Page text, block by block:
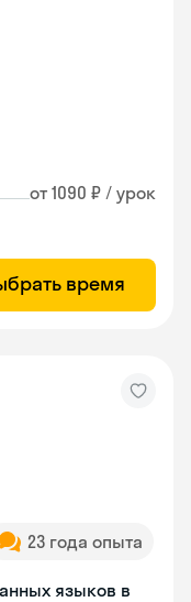
от 1090 ₽ / урок
время
23 года опыта
языков в